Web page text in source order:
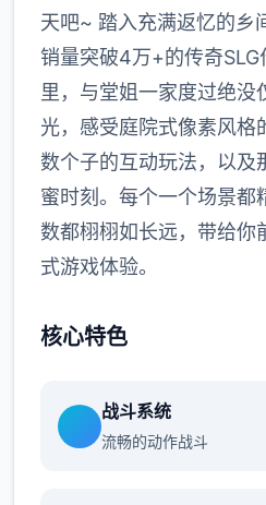
天吧~ 踏入充满返忆的乡
销量突破4万+的传奇SLG
里，与堂姐一家度过绝没
光，感受庭院式像素风格
数个子的互动玩法，以及
蜜时刻。每个一个场景都
数都栩栩如长远，带给你
式游戏体验。
核心特色
战斗系统
流畅的动作战斗